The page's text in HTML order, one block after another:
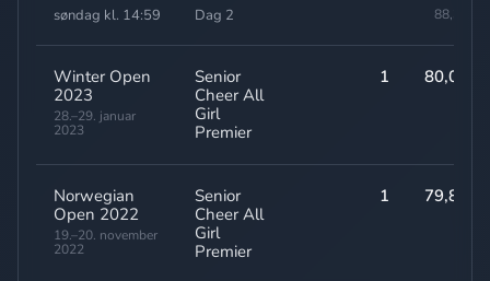
søndag kl. 14:59 Dag 2 88,30
Winter Open
2023
28.–29. januar
2023
Senior
Cheer All
Girl
Premier
1 80,00
Norwegian
Open 2022
19.–20. november
2022
Senior
Cheer All
Girl
Premier
1 79,80